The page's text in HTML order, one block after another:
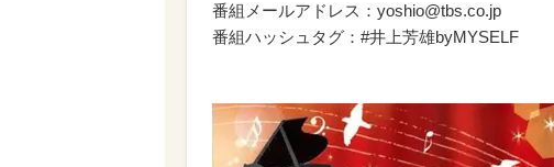
番組メールアドレス：yoshio@tbs.co.jp
番組ハッシュタグ：#井上芳雄byMYSELF